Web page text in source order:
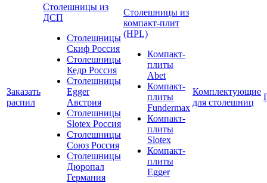
Заказать
распил
Столешницы из
ДСП
Столешницы
Скиф Россия
Столешницы
Кедр Россия
Столешницы
Egger
Австрия
Столешницы
Slotex Россия
Столешницы
Союз Россия
Столешницы
Дюропал
Германия
Столешницы из
компакт-плит
(HPL)
Компакт-
плиты
Abet
Компакт-
плиты
Fundermax
Компакт-
плиты
Slotex
Компакт-
плиты
Egger
Комплектующие
для столешниц